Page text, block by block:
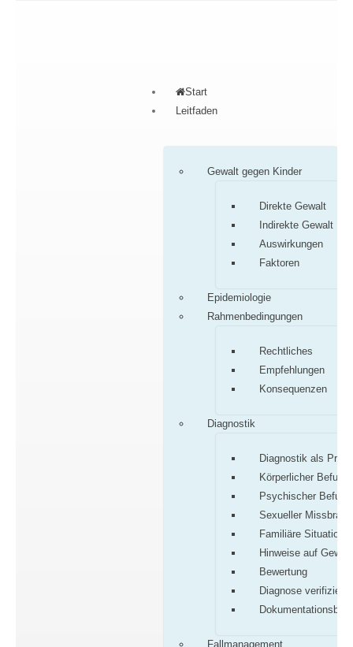
Start
Leitfaden
Gewalt gegen Kinder
Direkte Gewalt
Indirekte Gewalt
Auswirkungen
Faktoren
Epidemiologie
Rahmenbedingungen
Rechtliches
Empfehlungen
Konsequenzen
Diagnostik
Diagnostik als
Körperlicher Befund
Psychischer Befund
Sexueller
Familiäre Situation
Hinweise auf Gewalt
Bewertung
Diagnose
Fallmanagement